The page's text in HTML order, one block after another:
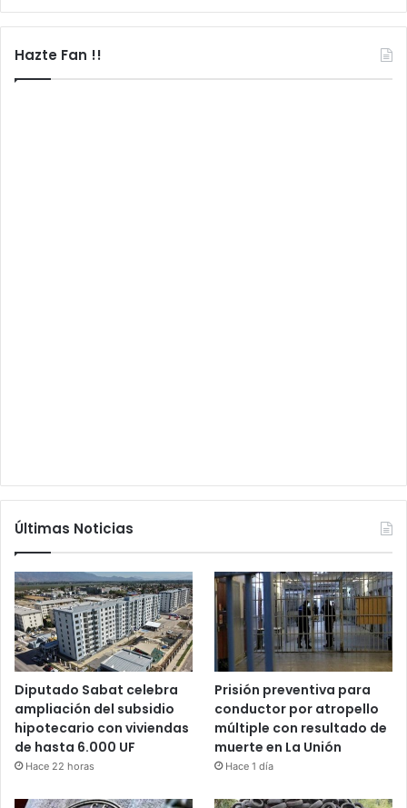
Hazte Fan !!
Últimas Noticias
Diputado Sabat celebra
ampliación del subsidio
hipotecario con viviendas
de hasta 6.000 UF
Hace 22 horas
Prisión preventiva para
conductor por atropello
múltiple con resultado de
muerte en La Unión
Hace 1 día